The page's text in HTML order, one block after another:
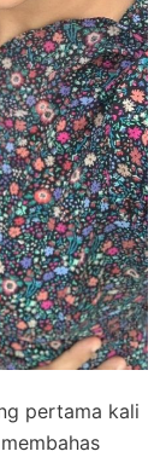
pertama kali